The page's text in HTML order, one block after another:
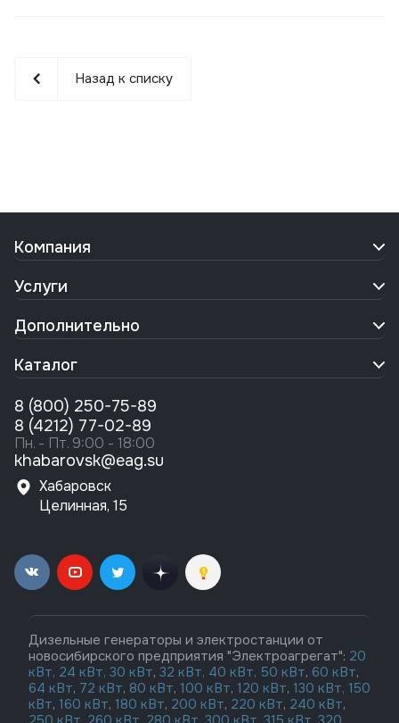
Назад к списку
Компания
Услуги
Дополнительно
Каталог
8 (800) 250-75-89
8 (4212) 77-02-89
Пн. - Пт. 9:00 - 18:00
khabarovsk@eag.su
Хабаровск
Целинная, 15
Дизельные генераторы и электростанции от
новосибирского предприятия "Электроагрегат": 20
кВт, 24 кВт, 30 кВт, 32 кВт, 40 кВт, 50 кВт, 60 кВт,
64 кВт, 72 кВт, 80 кВт, 100 кВт, 120 кВт, 130 кВт, 150
кВт, 160 кВт, 180 кВт, 200 кВт, 220 кВт, 240 кВт,